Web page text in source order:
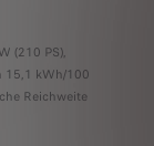
(210 PS),
15,1 kWh/100
Reichweite